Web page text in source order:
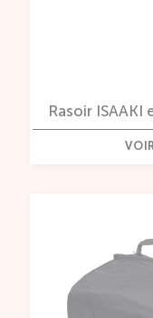
Rasoir ISAAKI